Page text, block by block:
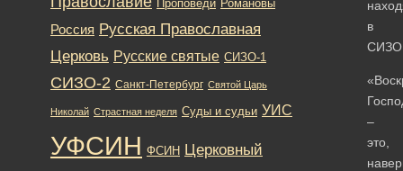
в
–
это,
Проповеди Романовы
Россия Русская Православная
Церковь Русские святые СИЗО-1
СИЗО-2 Санкт-Петербург Святой Царь
Николай Страстная неделя Суды и судьи УИС
УФСИН ФСИН Церковный